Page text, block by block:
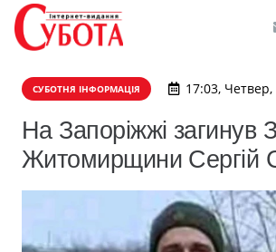
СУБОТНЯ ІНФОРМАЦІЯ 17:03, Четвер,
На Запоріжжі загинув
Житомирщини Сергій